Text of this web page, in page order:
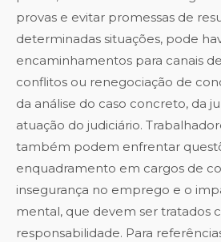
provas e evitar promessas de
determinadas situações, pode
encaminhamentos para canais
conflitos ou renegociação de
da análise do caso concreto, da
atuação do judiciário.
também podem enfrentar
enquadramento em cargos de
insegurança no emprego e o
mental, que devem ser tratados
responsabilidade. Para